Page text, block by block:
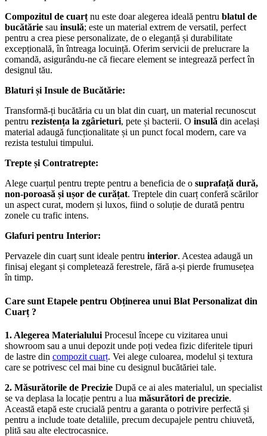
Compozitul de cuarț nu este doar alegerea ideală pentru blatul de
bucătărie sau insulă; este un material extrem de versatil, perfect
pentru a crea piese personalizate, de o eleganță și durabilitate
excepțională, în întreaga locuință. Oferim servicii de prelucrare la
comandă, asigurându-ne că fiecare element se integrează perfect în
designul tău.
Blaturi și Insule de Bucătărie:
Transformă-ți bucătăria cu un blat din cuarț, un material recunoscut
pentru rezistența la zgârieturi, pete și bacterii. O insulă din același
material adaugă funcționalitate și un punct focal modern, care va
rezista testului timpului.
Trepte și Contratrepte:
Alege cuarțul pentru trepte pentru a beneficia de o suprafață dură,
non-poroasă și ușor de curățat. Treptele din cuarț conferă scărilor
un aspect curat, modern și luxos, fiind o soluție de durată pentru
zonele cu trafic intens.
Glafuri pentru Interior:
Pervazele din cuarț sunt ideale pentru interior. Acestea adaugă un
finisaj elegant și completează ferestrele, fără a-și pierde frumusețea
în timp.
Care sunt Etapele pentru Obținerea unui Blat Personalizat din
Cuarț ?
1. Alegerea Materialului Procesul începe cu vizitarea unui
showroom sau a unui depozit unde poți vedea fizic diferitele tipuri
de lastre din compozit cuarț. Vei alege culoarea, modelul și textura
care se potrivesc cel mai bine cu designul bucătăriei tale.
2. Măsurătorile de Precizie După ce ai ales materialul, un specialist
se va deplasa la locație pentru a lua măsurători de precizie.
Această etapă este crucială pentru a garanta o potrivire perfectă și
pentru a include toate detaliile, precum decupajele pentru chiuvetă,
plită sau alte electrocasnice.